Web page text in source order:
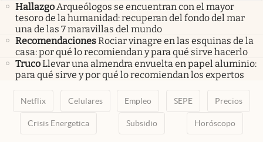
HallazgoArqueólogos se encuentran con el mayor
tesoro de la humanidad: recuperan del fondo del mar
una de las 7 maravillas del mundo
RecomendacionesRociar vinagre en las esquinas de la
casa: por qué lo recomiendan y para qué sirve hacerlo
TrucoLlevar una almendra envuelta en papel aluminio:
para qué sirve y por qué lo recomiendan los expertos
Netflix Celulares Empleo SEPE Precios
Crisis Energetica Subsidio Horóscopo